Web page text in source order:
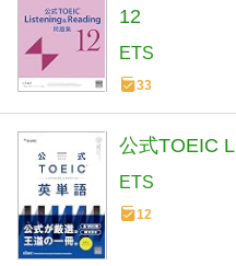
12
ETS
33
公式TOEIC
ETS
12